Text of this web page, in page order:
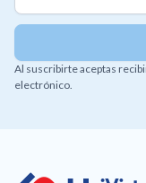
Al suscribirte aceptas
electrónico.